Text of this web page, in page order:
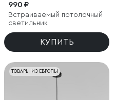
990 ₽
Встраиваемый потолочный
светильник
КУПИТЬ
ТОВАРЫ ИЗ ЕВРОПЫ